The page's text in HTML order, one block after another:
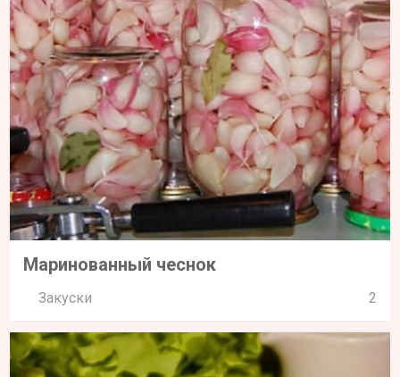
Маринованный чеснок
Закуски 2